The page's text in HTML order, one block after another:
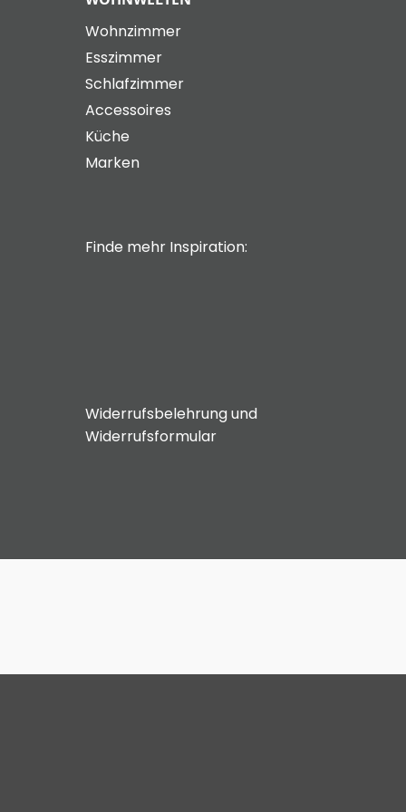
Wohnzimmer
Esszimmer
Schlafzimmer
Accessoires
Küche
Marken
Finde mehr Inspiration:
Widerrufsbelehrung und
Widerrufsformular